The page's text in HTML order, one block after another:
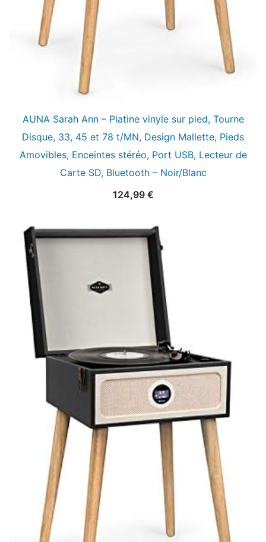
AUNA Sarah Ann – Platine vinyle sur pied, Tourne
Disque, 33, 45 et 78 t/MN, Design Mallette, Pieds
Amovibles, Enceintes stéréo, Port USB, Lecteur de
Carte SD, Bluetooth – Noir/Blanc
124,99 €